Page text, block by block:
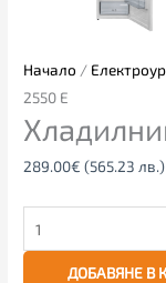
Начало /
2550 Е
289.00€ (565.23 лв.)
ДОБАВЯНЕ В